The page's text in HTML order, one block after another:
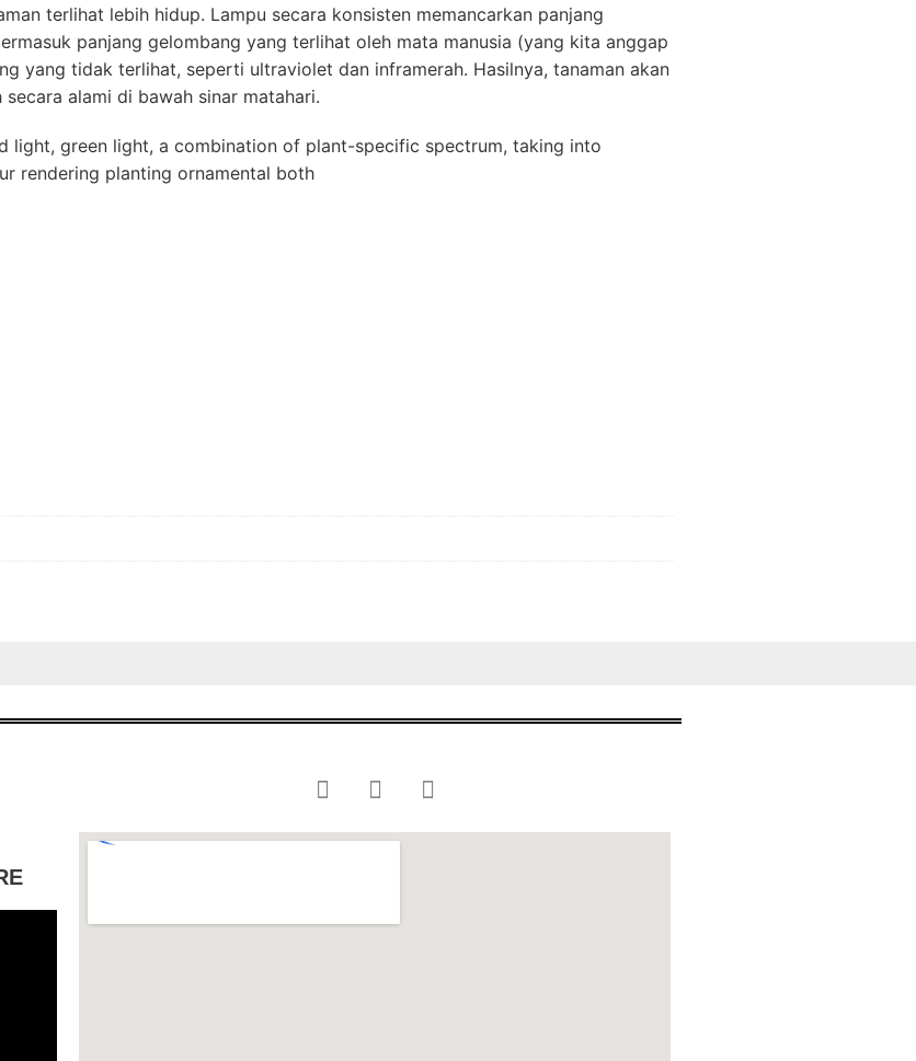
terlihat lebih hidup. Lampu secara konsisten memancarkan panjang
panjang gelombang yang terlihat oleh mata manusia (yang kita anggap
yang tidak terlihat, seperti ultraviolet dan inframerah. Hasilnya, tanaman akan
alami di bawah sinar matahari.
light, green light, a combination of plant-specific spectrum, taking into
rendering planting ornamental both